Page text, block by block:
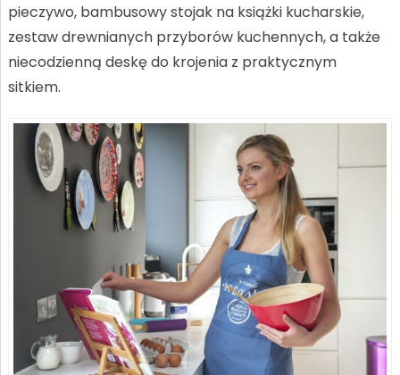
pieczywo, bambusowy stojak na książki kucharskie,
zestaw drewnianych przyborów kuchennych, a także
niecodzienną deskę do krojenia z praktycznym
sitkiem.